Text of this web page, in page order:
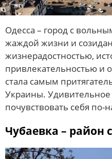
Одесса – город с
жаждой жизни и
жизнерадостностью,
привлекательностью и
стала самым
Украины.
почувствовать себя
Чубаевка – район